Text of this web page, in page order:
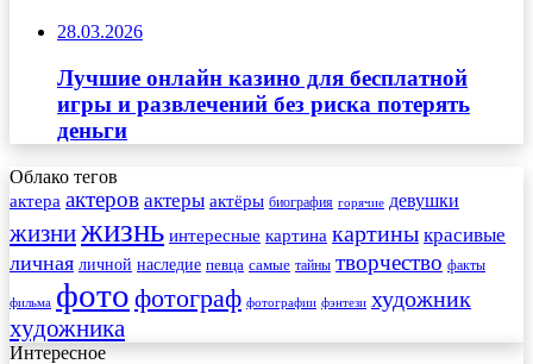
28.03.2026
Лучшие онлайн казино для бесплатной
игры и развлечений без риска потерять
деньги
Облако тегов
актера актеров актеры актёры биография горячие девушки
жизнижизнь интересные картина картины красивые
личная личной наследие певца самые тайны творчество факты
фильма фото фотограф фотографии фэнтези художник
художника
Интересное